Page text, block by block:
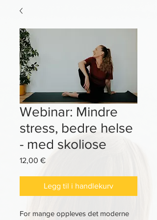
Webinar: Mindre
stress, bedre helse
- med skoliose
12,00 €Pris
Legg til i handlekurv
For mange oppleves det moderne